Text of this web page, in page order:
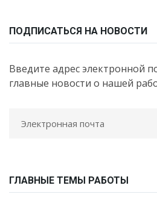
ПОДПИСАТЬСЯ НА НОВОСТИ
Введите адрес электронной
главные новости о нашей
ГЛАВНЫЕ ТЕМЫ РАБОТЫ